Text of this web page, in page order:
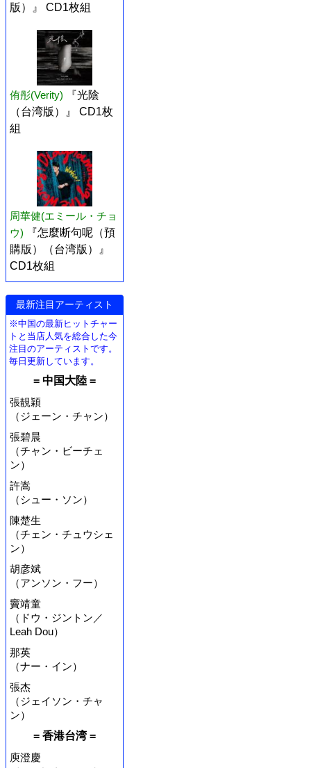
版）』 CD1枚組
侑彤(Verity)
『光陰
（台湾版）』 CD1枚
組
周華健(エミール・チョ
ウ)
『怎麼断句呢（預
購版）（台湾版）』
CD1枚組
最新注目アーティスト
※中国の最新ヒットチャー
トと当店人気を総合した今
注目のアーティストです。
毎日更新しています。
= 中国大陸 =
張靚穎
（ジェーン・チャン）
張碧晨
（チャン・ビーチェ
ン）
許嵩
（シュー・ソン）
陳楚生
（チェン・チュウシェ
ン）
胡彦斌
（アンソン・フー）
竇靖童
（ドウ・ジントン／
Leah Dou）
那英
（ナー・イン）
張杰
（ジェイソン・チャ
ン）
= 香港台湾 =
庾澄慶